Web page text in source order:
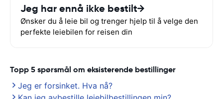
Jeg har ennå ikke bestilt
Ønsker du å leie bil og trenger hjelp til å velge den
perfekte leiebilen for reisen din
Topp 5 spørsmål om eksisterende bestillinger
Jeg er forsinket. Hva nå?